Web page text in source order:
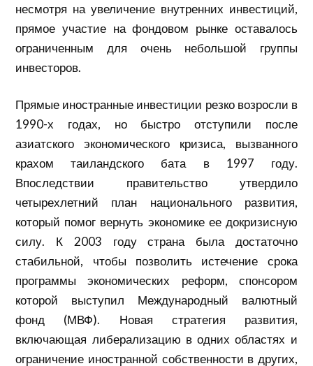
несмотря на увеличение внутренних инвестиций,
прямое участие на фондовом рынке оставалось
ограниченным для очень небольшой группы
инвесторов.
Прямые иностранные инвестиции резко возросли в
1990-х годах, но быстро отступили после
азиатского экономического кризиса, вызванного
крахом таиландского бата в 1997 году.
Впоследствии правительство утвердило
четырехлетний план национального развития,
который помог вернуть экономике ее докризисную
силу. К 2003 году страна была достаточно
стабильной, чтобы позволить истечение срока
программы экономических реформ, спонсором
которой выступил Международный валютный
фонд (МВФ). Новая стратегия развития,
включающая либерализацию в одних областях и
ограничение иностранной собственности в других,